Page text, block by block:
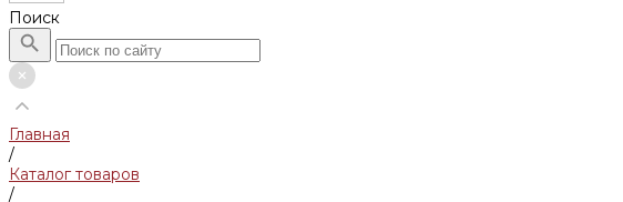
Поиск
Главная
/
Каталог товаров
/